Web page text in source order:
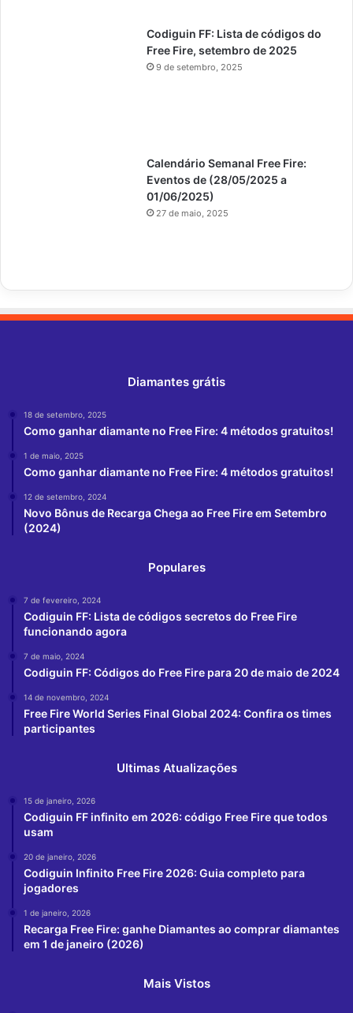
Codiguin FF: Lista de códigos do
Free Fire, setembro de 2025
9 de setembro, 2025
Calendário Semanal Free Fire:
Eventos de (28/05/2025 a
01/06/2025)
27 de maio, 2025
Diamantes grátis
18 de setembro, 2025
Como ganhar diamante no Free Fire: 4 métodos gratuitos!
1 de maio, 2025
Como ganhar diamante no Free Fire: 4 métodos gratuitos!
12 de setembro, 2024
Novo Bônus de Recarga Chega ao Free Fire em Setembro
(2024)
Populares
7 de fevereiro, 2024
Codiguin FF: Lista de códigos secretos do Free Fire
funcionando agora
7 de maio, 2024
Codiguin FF: Códigos do Free Fire para 20 de maio de 2024
14 de novembro, 2024
Free Fire World Series Final Global 2024: Confira os times
participantes
Ultimas Atualizações
15 de janeiro, 2026
Codiguin FF infinito em 2026: código Free Fire que todos
usam
20 de janeiro, 2026
Codiguin Infinito Free Fire 2026: Guia completo para
jogadores
1 de janeiro, 2026
Recarga Free Fire: ganhe Diamantes ao comprar diamantes
em 1 de janeiro (2026)
Mais Vistos